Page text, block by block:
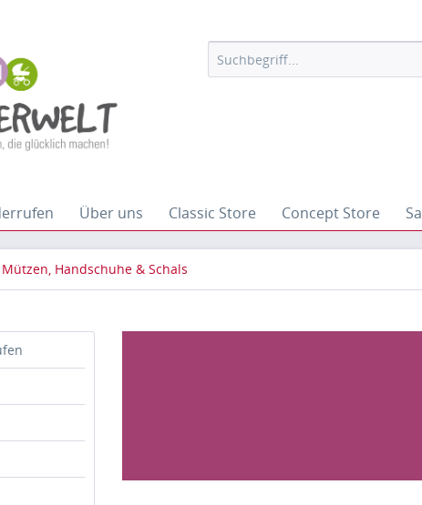
Über uns Classic Store Concept Store
Mützen, Handschuhe & Schals